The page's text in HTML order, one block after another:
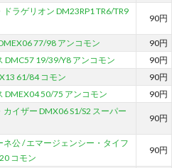
ラゲリオン DM23RP1 TR6/TR9
90円
77/98 アンコモン
90円
DMC57 19/39/Y8 アンコモン
90円
61/84 コモン
90円
DMEX04 50/75 アンコモン 90円
イザー DMX06 S1/S2 スーパー
90円
公 / エマージェンシー・タイフ
コモン
90円